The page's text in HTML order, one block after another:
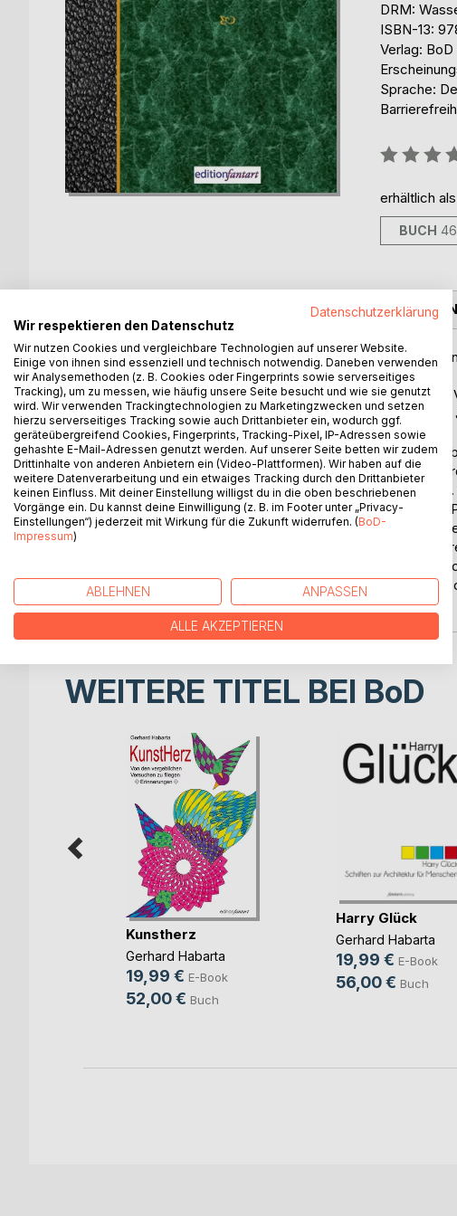
DRM:
ISBN-13:
Verlag:
Sprache:
Bewertung::
erhältlich
BUCH
Grafik ist immer eine Vervielfältigung. Auch wenn es nur
gemacht werden oder könnte es gegeben haben.
Es dauerte nur unterschiedlich lange Zeit sie
abgeriebenen und handkolorierten Einblattdrucken des
hergestellten Farb-Kopien auf dem Bürodrucker.
Vorher waren Bilder auf Kirchen, Klöster und
ebenso aufwändig durch eifrige Kopisten vervielfältigt
ersetzte die handgemalten Kopien durch gedruckte
herzustellende, billigere Papier verdrängt. Buchdruck und
die neue graphische Bildtechniken fanden, schufen eine
Aller graphischen Kunst ist eines gemeinsam: Sie will
Heiligenbild, wissenschaftliche Illustration, aktuelles
Briefmarke oder einfach nur ein Bild für viele. Ob als
Offset, Siebdruck oder Digitaldruck.
PRESSESTIMMEN
WEITERE TITEL BEI BoD
Kunstherz
Gerhard Habarta
19,99 € E-Book
52,00 € Buch
Harry Glück
Gerhard Habarta
19,99 € E-Book
56,00 € Buch
Datenschutzerklärung
Wir respektieren den Datenschutz
Wir nutzen Cookies und vergleichbare Technologien auf unserer Website.
Einige von ihnen sind essenziell und technisch notwendig. Daneben verwenden
wir Analysemethoden (z. B. Cookies oder Fingerprints sowie serverseitiges
Tracking), um zu messen, wie häufig unsere Seite besucht und wie sie genutzt
wird. Wir verwenden Trackingtechnologien zu Marketingzwecken und setzen
hierzu serverseitiges Tracking sowie auch Drittanbieter ein, wodurch ggf.
geräteübergreifend Cookies, Fingerprints, Tracking-Pixel, IP-Adressen sowie
gehashte E-Mail-Adressen genutzt werden. Auf unserer Seite betten wir zudem
Drittinhalte von anderen Anbietern ein (Video-Plattformen). Wir haben auf die
weitere Datenverarbeitung und ein etwaiges Tracking durch den Drittanbieter
keinen Einfluss. Mit deiner Einstellung willigst du in die oben beschriebenen
Vorgänge ein. Du kannst deine Einwilligung (z. B. im Footer unter „Privacy-
Einstellungen“) jederzeit mit Wirkung für die Zukunft widerrufen. (BoD-
Impressum)
ABLEHNEN ANPASSEN
ALLE AKZEPTIEREN